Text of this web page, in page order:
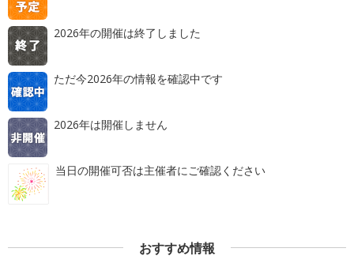
2026年の開催は終了しました
ただ今2026年の情報を確認中です
2026年は開催しません
当日の開催可否は主催者にご確認ください
おすすめ情報